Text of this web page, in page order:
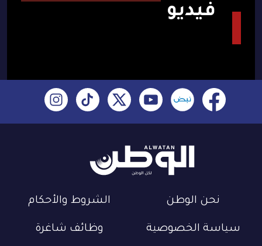
فيديو
نحن الوطن الشروط والأحكام
سياسة الخصوصية وظائف شاغرة